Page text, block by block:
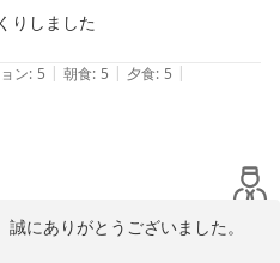
、お味やボリュームにご満足い
ります。
を頂戴できましたこと、スタッ
次回お越しいただいた際にも、
いります。
よりお待ち申し上げております。
ン: 5 | 朝食: 5 | 夕食: 5 |
にありがとうございました。
き、心より御礼申し上げます。